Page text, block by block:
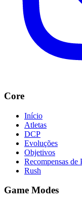
Core
Início
Atletas
DCP
Evoluções
Objetivos
Recompensas de
Rush
Game Modes